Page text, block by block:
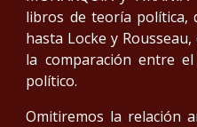
libros de teoría política,
hasta Locke y
la comparación entre
político.
Omitiremos la relación